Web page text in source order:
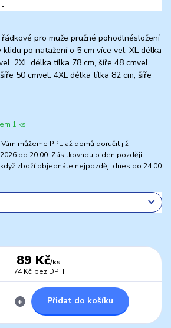
pro muže pružné pohodlnésložení
po natažení o 5 cm více vel. XL délka
2XL délka tílka 78 cm, šíře 48 cmvel.
50 cmvel. 4XL délka tílka 82 cm, šíře
1 ks
můžeme PPL až domů doručit již
do 20:00. Zásilkovnou o den později.
když zboží objednáte nejpozději dnes do 24:00
89 Kč/ks
74 Kč bez DPH
Přidat do košíku